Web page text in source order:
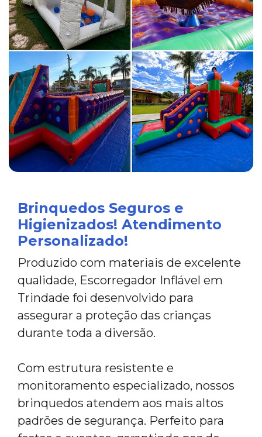
Brinquedos Seguros e
Higienizados! Atendimento
Personalizado!
Produzido com materiais de excelente
qualidade, Escorregador Inflável em
Trindade foi desenvolvido para
assegurar a proteção das crianças
durante toda a diversão.
Com estrutura resistente e
monitoramento especializado, nossos
brinquedos atendem aos mais altos
padrões de segurança. Perfeito para